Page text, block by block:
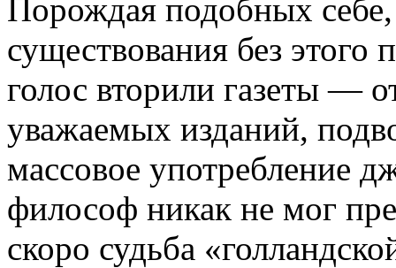
Порождая подобных
существования без
голос вторили газеты —
уважаемых изданий,
массовое употребление
философ никак не мог
скоро судьба